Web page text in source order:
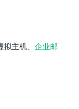
主机、 企业邮